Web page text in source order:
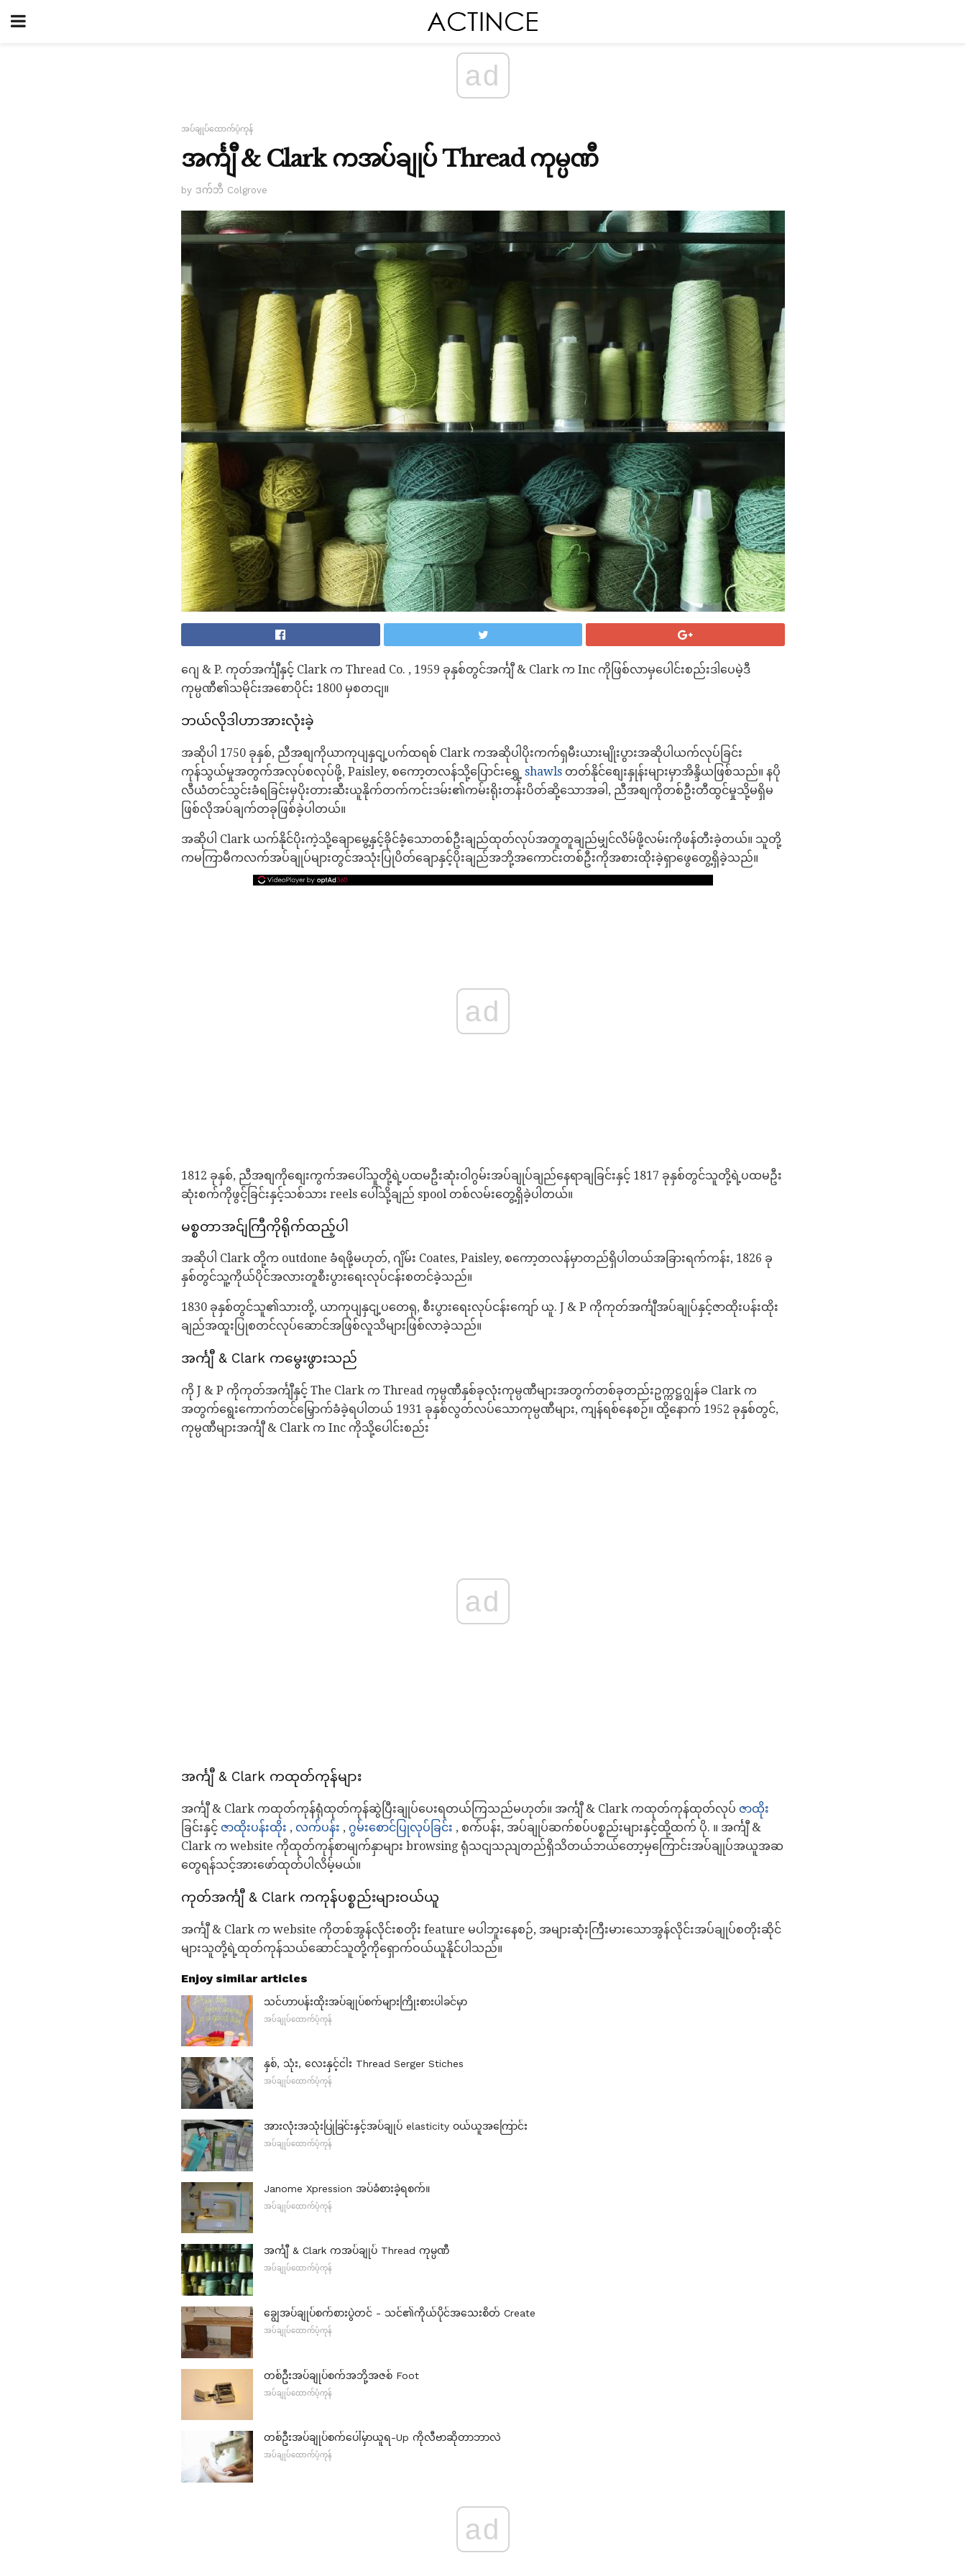
ad
အပ်ချုပ်ထောက်ပံ့ကုန်
အင်္ကျီ & Clark ကအပ်ချုပ် Thread ကုမ္ပဏီ
by ဒက်ဘီ Colgrove
ဂျေ & P. ​​ကုတ်အင်္ကျီနှင့် Clark က Thread Co. , 1959 ခုနှစ်တွင်အင်္ကျီ & Clark က Inc ကိုဖြစ်လာမှပေါင်းစည်းဒါပေမဲ့ဒီ
ကုမ္ပဏီ၏သမိုင်းအစောပိုင်း 1800 မှစတငျ။
ဘယ်လိုဒါဟာအားလုံးခဲ့
အဆိုပါ 1750 ခုနှစ်, ညီအစျကိုယာကုပျနှငျ့ပက်ထရစ် Clark ကအဆိုပါပိုးကက်ရှမီးယားမျိုးပွားအဆိုပါယက်လုပ်ခြင်း
ကုန်သွယ်မှုအတွက်အလုပ်စလုပ်ဖို့, Paisley, စကော့တလန်သို့ပြောင်းရွှေ့ shawls တတ်နိုင်စျေးနှုန်းများမှာအိန္ဒိယဖြစ်သည်။ နပို
လီယံတင်သွင်းခံရခြင်းမှပိုးတားဆီးယူနိုက်တက်ကင်းဒမ်း၏ကမ်းရိုးတန်းပိတ်ဆို့သောအခါ, ညီအစျကိုတစ်ဦးတီထွင်မှုသို့မရှိမ
ဖြစ်လိုအပ်ချက်တခုဖြစ်ခဲ့ပါတယ်။
အဆိုပါ Clark ယက်နိုင်ပိုးကဲ့သို့ချောမွေ့နှင့်ခိုင်ခံ့သောတစ်ဦးချည်ထုတ်လုပ်အတူတူချည်မျှင်လိမ်ဖို့လမ်းကိုဖန်တီးခဲ့တယ်။ သူတို့
ကမကြာမီကလက်အပ်ချုပ်များတွင်အသုံးပြုပိတ်ချောနှင့်ပိုးချည်အဘို့အကောင်းတစ်ဦးကိုအစားထိုးခဲ့ရှာဖွေတွေ့ရှိခဲ့သည်။
ad
1812 ခုနှစ်, ညီအစျကိုစျေးကွက်အပေါ်သူတို့ရဲ့ပထမဦးဆုံးဝါဂွမ်းအပ်ချုပ်ချည်နေရာချခြင်းနှင့် 1817 ခုနှစ်တွင်သူတို့ရဲ့ပထမဦး
ဆုံးစက်ကိုဖွင့်ခြင်းနှင့်သစ်သား reels ပေါ်သို့ချည် spool တစ်လမ်းတွေ့ရှိခဲ့ပါတယ်။
မစ္စတာအင်ျကြီကိုရိုက်ထည့်ပါ
အဆိုပါ Clark တို့က outdone ခံရဖို့မဟုတ်, ဂျိမ်း Coates, Paisley, စကော့တလန်မှာတည်ရှိပါတယ်အခြားရက်ကန်း, 1826 ခု
နှစ်တွင်သူ့ကိုယ်ပိုင်အလားတူစီးပွားရေးလုပ်ငန်းစတင်ခဲ့သည်။
1830 ခုနှစ်တွင်သူ၏သားတို့, ယာကုပျနှငျ့ပတေရု, စီးပွားရေးလုပ်ငန်းကျော် ယူ. J & P ကိုကုတ်အင်္ကျီအပ်ချုပ်နှင့်ဇာထိုးပန်းထိုး
ချည်အထူးပြုစတင်လုပ်ဆောင်အဖြစ်လူသိများဖြစ်လာခဲ့သည်။
အင်္ကျီ & Clark ကမွေးဖွားသည်
ကို J & P ကိုကုတ်အင်္ကျီနှင့် The Clark က Thread ကုမ္ပဏီနှစ်ခုလုံးကုမ္ပဏီများအတွက်တစ်ခုတည်းဥက္ကဋ္ဌဂျွန်ခ Clark က
အတွက်ရွေးကောက်တင်မြှောက်ခံခဲ့ရပါတယ် 1931 ခုနှစ်လွတ်လပ်သောကုမ္ပဏီများ, ကျန်ရစ်နေစဉ်။ ထို့နောက် 1952 ခုနှစ်တွင်,
ကုမ္ပဏီများအင်္ကျီ & Clark က Inc ကိုသို့ပေါင်းစည်း
ad
အင်္ကျီ & Clark ကထုတ်ကုန်များ
အင်္ကျီ & Clark ကထုတ်ကုန်ရုံထုတ်ကုန်ဆွဲပြီးချုပ်ပေးရတယ်ကြသည်မဟုတ်။ အင်္ကျီ & Clark ကထုတ်ကုန်ထုတ်လုပ် ဇာထိုး
ခြင်းနှင့် ဇာထိုးပန်းထိုး , လက်ပန်း , ဂွမ်းစောင်ပြုလုပ်ခြင်း , စက်ပန်း, အပ်ချုပ်ဆက်စပ်ပစ္စည်းများနှင့်ထို့ထက် ပို. ။ အင်္ကျီ &
Clark က website ကိုထုတ်ကုန်စာမျက်နှာများ browsing ရုံသငျသညျတည်ရှိသိတယ်ဘယ်တော့မှကြောင်းအပ်ချုပ်အယူအဆ
တွေရန်သင့်အားဖော်ထုတ်ပါလိမ့်မယ်။
ကုတ်အင်္ကျီ & Clark ကကုန်ပစ္စည်းများဝယ်ယူ
အင်္ကျီ & Clark က website ကိုတစ်အွန်လိုင်းစတိုး feature မပါဘူးနေစဉ်, အများဆုံးကြီးမားသောအွန်လိုင်းအပ်ချုပ်စတိုးဆိုင်
များသူတို့ရဲ့ထုတ်ကုန်သယ်ဆောင်သူတို့ကိုရှောက်ဝယ်ယူနိုင်ပါသည်။
Enjoy similar articles
သင်ဟာပန်းထိုးအပ်ချုပ်စက်များကြိုးစားပါခင်မှာ
အပ်ချုပ်ထောက်ပံ့ကုန်
နှစ်, သုံး, လေးနှင့်ငါး Thread Serger Stiches
အပ်ချုပ်ထောက်ပံ့ကုန်
အားလုံးအသုံးပြုခြင်းနှင့်အပ်ချုပ် elasticity ဝယ်ယူအကြောင်း
အပ်ချုပ်ထောက်ပံ့ကုန်
Janome Xpression အပ်ခံစားခဲ့ရစက်။
အပ်ချုပ်ထောက်ပံ့ကုန်
အင်္ကျီ & Clark ကအပ်ချုပ် Thread ကုမ္ပဏီ
အပ်ချုပ်ထောက်ပံ့ကုန်
ချွေအပ်ချုပ်စက်စားပွဲတင် - သင်၏ကိုယ်ပိုင်အသေးစိတ် Create
အပ်ချုပ်ထောက်ပံ့ကုန်
တစ်ဦးအပ်ချုပ်စက်အဘို့အဇစ် Foot
အပ်ချုပ်ထောက်ပံ့ကုန်
တစ်ဦးအပ်ချုပ်စက်ပေါ်မှာယူရ-Up ကိုလီဗာဆိုတာဘာလဲ
အပ်ချုပ်ထောက်ပံ့ကုန်
ad